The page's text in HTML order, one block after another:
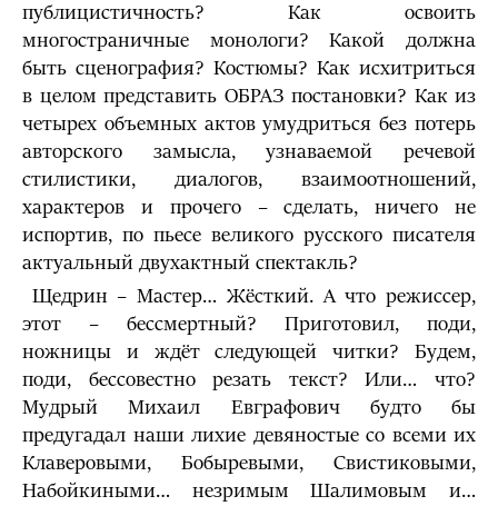
публицистичность? Как освоить
многостраничные монологи? Какой должна
быть сценография? Костюмы? Как исхитриться
в целом представить ОБРАЗ постановки? Как из
четырех объемных актов умудриться без потерь
авторского замысла, узнаваемой речевой
стилистики, диалогов, взаимоотношений,
характеров и прочего – сделать, ничего не
испортив, по пьесе великого русского писателя
актуальный двухактный спектакль?
Щедрин – Мастер… Жёсткий. А что режиссер,
этот – бессмертный? Приготовил, поди,
ножницы и ждёт следующей читки? Будем,
поди, бессовестно резать текст? Или… что?
Мудрый Михаил Евграфович будто бы
предугадал наши лихие девяностые со всеми их
Клаверовыми, Бобыревыми, Свистиковыми,
Набойкиными… незримым Шалимовым и…